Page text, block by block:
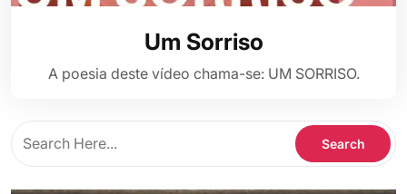
Um Sorriso
A poesia deste vídeo chama-se: UM SORRISO.